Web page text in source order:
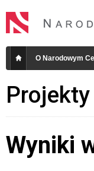
O Narodowym
Wyniki